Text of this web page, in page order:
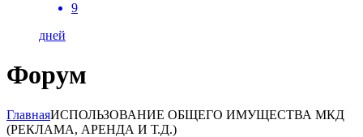
9
дней
Форум
ГлавнаяИСПОЛЬЗОВАНИЕ ОБЩЕГО ИМУЩЕСТВА МКД
(РЕКЛАМА, АРЕНДА И Т.Д.)